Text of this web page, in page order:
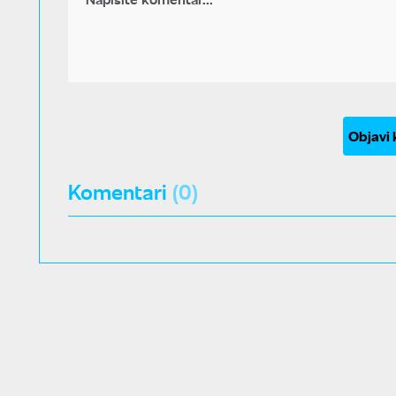
Objavi
Komentari (0)